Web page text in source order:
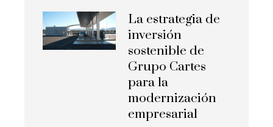
La estrategia de
inversión
sostenible de
Grupo Cartes
para la
modernización
empresarial